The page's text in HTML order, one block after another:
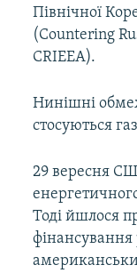
Північної
(Countering
CRIEEA).
Нинішні
стосуються
29 вересня
Тоді йшлося
фінансування